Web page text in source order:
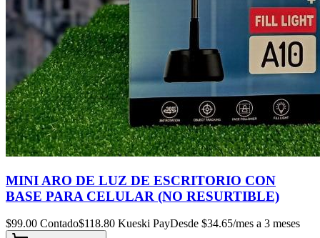
MINI ARO DE LUZ DE ESCRITORIO CON
BASE PARA CELULAR (NO RESURTIBLE)
$99.00 Contado$118.80 Kueski PayDesde $34.65/mes a 3 meses